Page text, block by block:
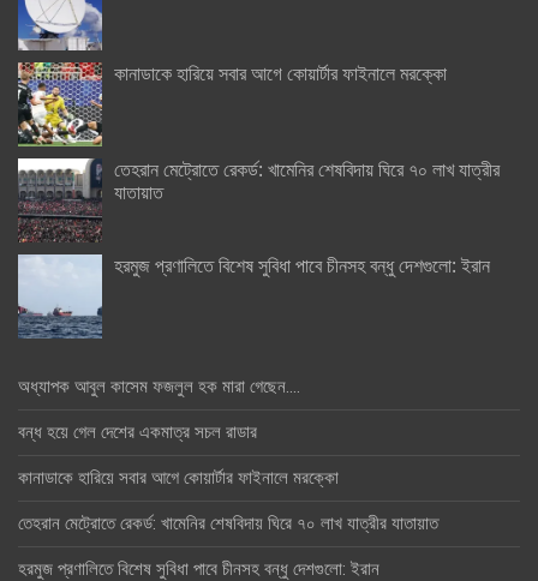
কানাডাকে হারিয়ে সবার আগে কোয়ার্টার ফাইনালে মরক্কো
তেহরান মেট্রোতে রেকর্ড: খামেনির শেষবিদায় ঘিরে ৭০ লাখ যাত্রীর
যাতায়াত
হরমুজ প্রণালিতে বিশেষ সুবিধা পাবে চীনসহ বন্ধু দেশগুলো: ইরান
অধ্যাপক আবুল কাসেম ফজলুল হক মারা গেছেন….
বন্ধ হয়ে গেল দেশের একমাত্র সচল রাডার
কানাডাকে হারিয়ে সবার আগে কোয়ার্টার ফাইনালে মরক্কো
তেহরান মেট্রোতে রেকর্ড: খামেনির শেষবিদায় ঘিরে ৭০ লাখ যাত্রীর যাতায়াত
হরমুজ প্রণালিতে বিশেষ সুবিধা পাবে চীনসহ বন্ধু দেশগুলো: ইরান